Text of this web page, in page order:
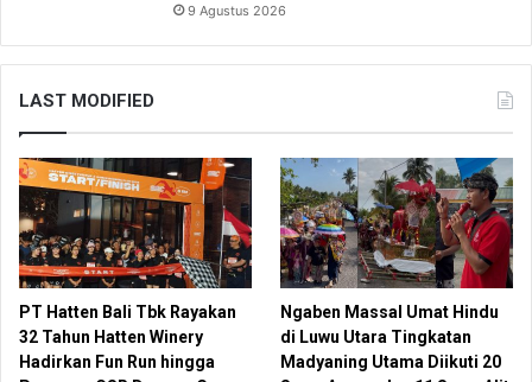
9 Agustus 2026
LAST MODIFIED
PT Hatten Bali Tbk Rayakan
32 Tahun Hatten Winery
Hadirkan Fun Run hingga
Ngaben Massal Umat Hindu
di Luwu Utara Tingkatan
Madyaning Utama Diikuti 20